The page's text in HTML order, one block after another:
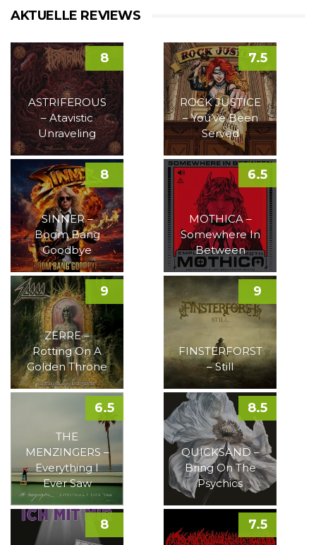
AKTUELLE REVIEWS
ASTRIFEROUS
– Atavistic
Unraveling
8
ROCK JUSTICE
– You’ve Been
Served
7.5
SINNER –
Boom Bang
Goodbye
8
MOTHICA –
Somewhere In
Between
6.5
ZERRE –
Rotting On A
Golden Throne
9
FINSTERFORST
– Still
9
THE
MENZINGERS –
Everything I
Ever Saw
6.5
QUICKSAND –
Bring On The
Psychics
8.5
8 7.5